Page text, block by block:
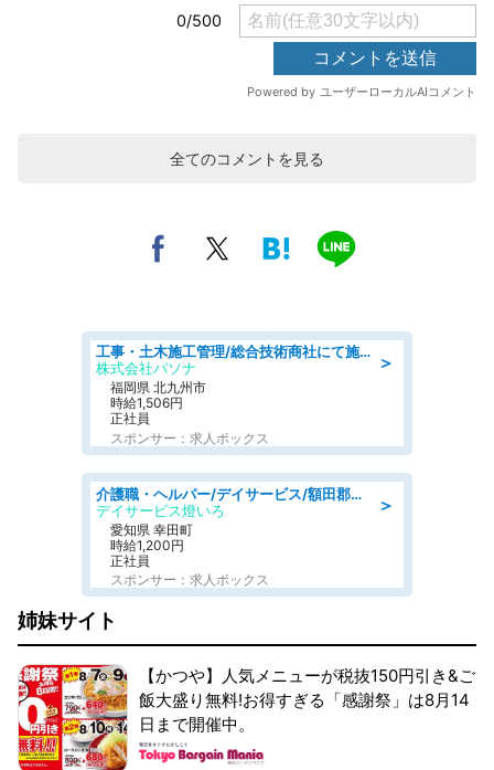
全てのコメントを見る
＞
工事・土木施工管理/総合技術商社にて施工管理のお仕事/即日勤務可/車通勤可/工事・土木施工管理/生産・品質管理
株式会社パソナ
福岡県 北九州市
時給1,506円
正社員
スポンサー：求人ボックス
＞
介護職・ヘルパー/デイサービス/額田郡幸田町/JR東海道本線 幸田/愛知県
デイサービス燈いろ
愛知県 幸田町
時給1,200円
正社員
スポンサー：求人ボックス
姉妹サイト
【かつや】人気メニューが税抜150円引き&ご
飯大盛り無料!お得すぎる「感謝祭」は8月14
日まで開催中。